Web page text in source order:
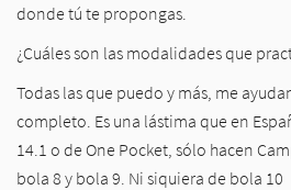
donde tú te propongas.
¿Cuáles son las modalidades que
Todas las que puedo y más, me
completo. Es una lástima que en
14.1 o de One Pocket, sólo hacen
bola 8 y bola 9. Ni siquiera de bola 10